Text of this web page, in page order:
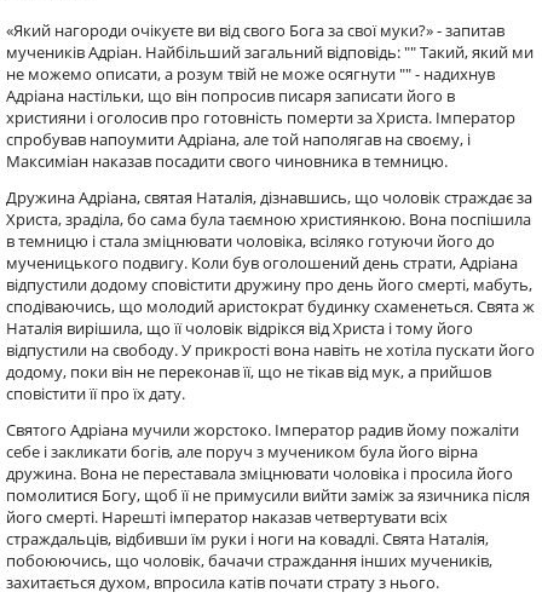
«Який нагороди очікуєте ви від свого Бога за свої муки?» - запитав
мучеників Адріан. Найбільший загальний відповідь: "" Такий, який ми
не можемо описати, а розум твій не може осягнути "" - надихнув
Адріана настільки, що він попросив писаря записати його в
християни і оголосив про готовність померти за Христа. Імператор
спробував напоумити Адріана, але той наполягав на своєму, і
Максиміан наказав посадити свого чиновника в темницю.
Дружина Адріана, святая Наталія, дізнавшись, що чоловік страждає за
Христа, зраділа, бо сама була таємною християнкою. Вона поспішила
в темницю і стала зміцнювати чоловіка, всіляко готуючи його до
мученицького подвигу. Коли був оголошений день страти, Адріана
відпустили додому сповістити дружину про день його смерті, мабуть,
сподіваючись, що молодий аристократ будинку схаменеться. Свята ж
Наталія вирішила, що її чоловік відрікся від Христа і тому його
відпустили на свободу. У прикрості вона навіть не хотіла пускати його
додому, поки він не переконав її, що не тікав від мук, а прийшов
сповістити її про їх дату.
Святого Адріана мучили жорстоко. Імператор радив йому пожаліти
себе і закликати богів, але поруч з мучеником була його вірна
дружина. Вона не переставала зміцнювати чоловіка і просила його
помолитися Богу, щоб її не примусили вийти заміж за язичника після
його смерті. Нарешті імператор наказав четвертувати всіх
страждальців, відбивши їм руки і ноги на ковадлі. Свята Наталія,
побоюючись, що чоловік, бачачи страждання інших мучеників,
захитається духом, впросила катів почати страту з нього.